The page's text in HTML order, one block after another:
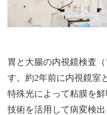
胃と大腸の内視鏡検査
す。約2年前に内視鏡室
特殊光によって粘膜を
技術を活用して病変検